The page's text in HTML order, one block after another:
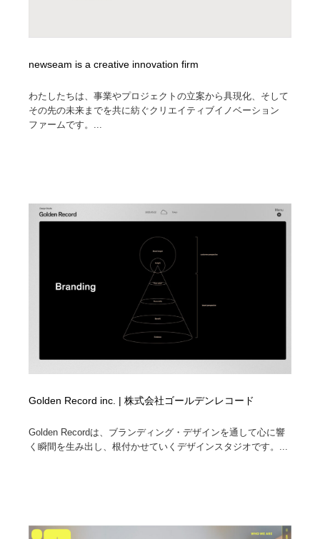
newseam is a creative innovation firm
わたしたちは、事業やプロジェクトの立案から具現化、そして
その先の未来までを共に紡ぐクリエイティブイノベーション
ファームです。...
Golden Record inc. | 株式会社ゴールデンレコード
Golden Recordは、ブランディング・デザインを通して心に響
く瞬間を生み出し、根付かせていくデザインスタジオです。...